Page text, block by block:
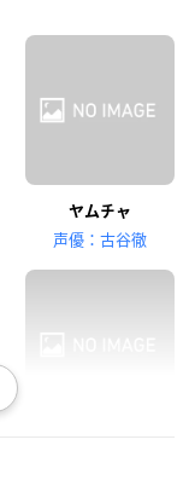
宮内幸平
亀仙人
ヤムチャ
声優：古谷徹